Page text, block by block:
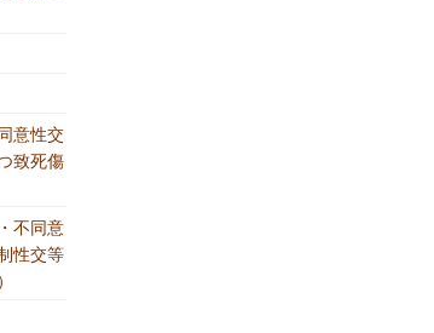
意性交
致死傷
不同意
性交等